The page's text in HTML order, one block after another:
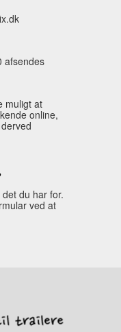
afsendes
muligt at
online,
du har for.
ved at